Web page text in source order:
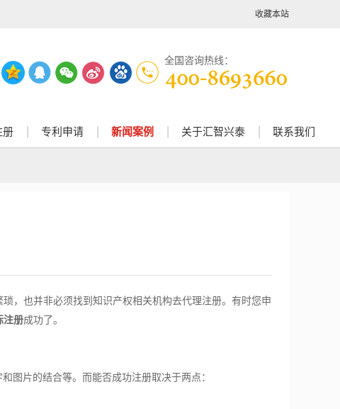
收藏本站
全国咨询热线：
册 专利申请 新闻案例 关于汇智兴泰 联系我们
，也并非必须找到知识产权相关机构去代理注册。有时您申
注册成功了。
图片的结合等。而能否成功注册取决于两点：